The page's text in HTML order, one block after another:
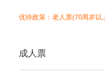
优待政策：老人票(70周岁以
成人票